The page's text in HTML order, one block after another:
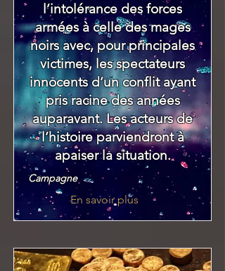
l’intolérance des forces
armées à celle des mages
noirs avec, pour principales
victimes, les spectateurs
innocents d’un conflit ayant
pris racine des années
auparavant. Les acteurs de
l’histoire parviendront à
apaiser la situation.
Campagne
En savoir plus